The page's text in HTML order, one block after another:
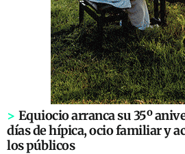
> Equiocio arranca su 35º
días de hípica, ocio familiar y
los públicos